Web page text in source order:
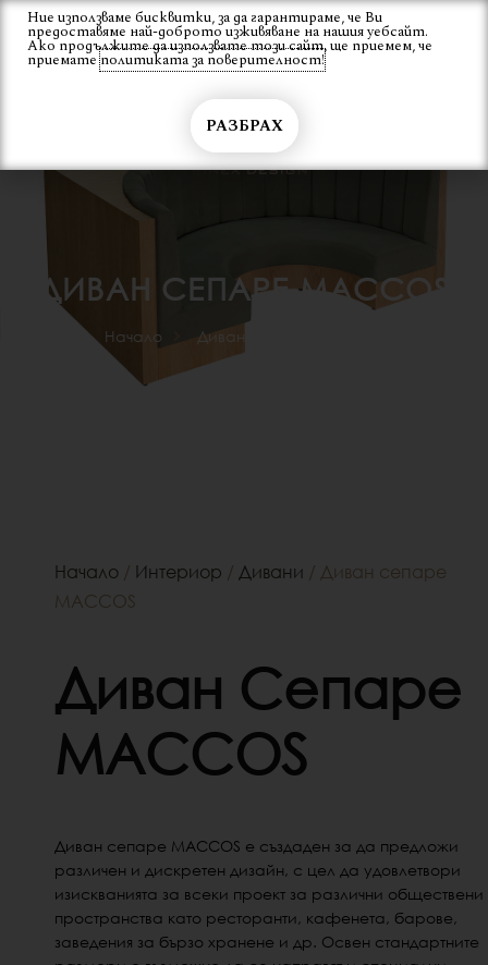
Skip
content
Вход
ДИВАН СЕПАРЕ MACCOS
Начало Диван сепаре MACCOS
Начало / Интериор / Дивани / Диван сепаре
MACCOS
Диван Сепаре
MACCOS
Диван сепаре MACCOS е създаден за да предложи
различен и дискретен дизайн, с цел да удовлетвори
изискванията за всеки проект за различни обществени
пространства като ресторанти, кафенета, барове,
заведения за бързо хранене и др. Освен стандартните
Ние използваме бисквитки, за да гарантираме, че Ви
предоставяме най-доброто изживяване на нашия уебсайт.
Ако продължите да използвате този сайт, ще приемем, че
приематеполитиката за поверителност!
РАЗБРАХ